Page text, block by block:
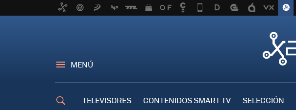
MENÚ
TELEVISORES CONTENIDOS SMART TV SELECCIÓN